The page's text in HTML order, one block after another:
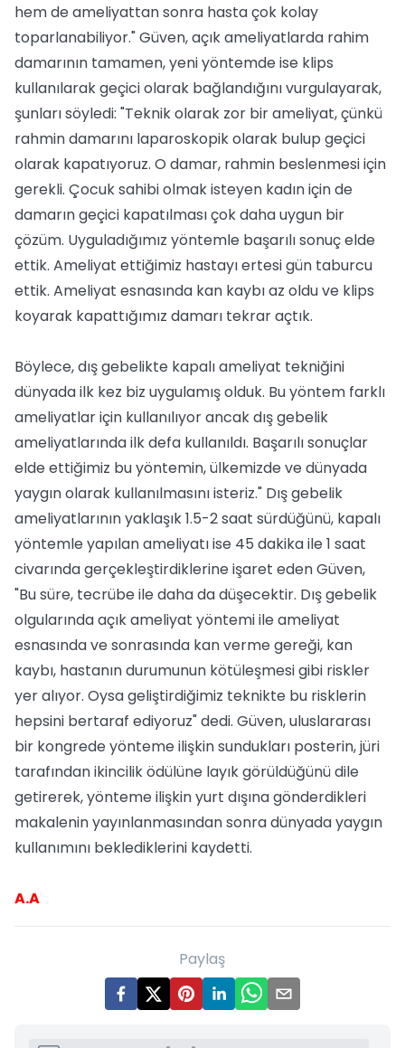
hem de ameliyattan sonra hasta çok kolay
toparlanabiliyor." Güven, açık ameliyatlarda rahim
damarının tamamen, yeni yöntemde ise klips
kullanılarak geçici olarak bağlandığını vurgulayarak,
şunları söyledi: "Teknik olarak zor bir ameliyat, çünkü
rahmin damarını laparoskopik olarak bulup geçici
olarak kapatıyoruz. O damar, rahmin beslenmesi için
gerekli. Çocuk sahibi olmak isteyen kadın için de
damarın geçici kapatılması çok daha uygun bir
çözüm. Uyguladığımız yöntemle başarılı sonuç elde
ettik. Ameliyat ettiğimiz hastayı ertesi gün taburcu
ettik. Ameliyat esnasında kan kaybı az oldu ve klips
koyarak kapattığımız damarı tekrar açtık.
Böylece, dış gebelikte kapalı ameliyat tekniğini
dünyada ilk kez biz uygulamış olduk. Bu yöntem farklı
ameliyatlar için kullanılıyor ancak dış gebelik
ameliyatlarında ilk defa kullanıldı. Başarılı sonuçlar
elde ettiğimiz bu yöntemin, ülkemizde ve dünyada
yaygın olarak kullanılmasını isteriz." Dış gebelik
ameliyatlarının yaklaşık 1.5-2 saat sürdüğünü, kapalı
yöntemle yapılan ameliyatı ise 45 dakika ile 1 saat
civarında gerçekleştirdiklerine işaret eden Güven,
"Bu süre, tecrübe ile daha da düşecektir. Dış gebelik
olgularında açık ameliyat yöntemi ile ameliyat
esnasında ve sonrasında kan verme gereği, kan
kaybı, hastanın durumunun kötüleşmesi gibi riskler
yer alıyor. Oysa geliştirdiğimiz teknikte bu risklerin
hepsini bertaraf ediyoruz" dedi. Güven, uluslararası
bir kongrede yönteme ilişkin sundukları posterin, jüri
tarafından ikincilik ödülüne layık görüldüğünü dile
getirerek, yönteme ilişkin yurt dışına gönderdikleri
makalenin yayınlanmasından sonra dünyada yaygın
kullanımını beklediklerini kaydetti.
A.A
Paylaş